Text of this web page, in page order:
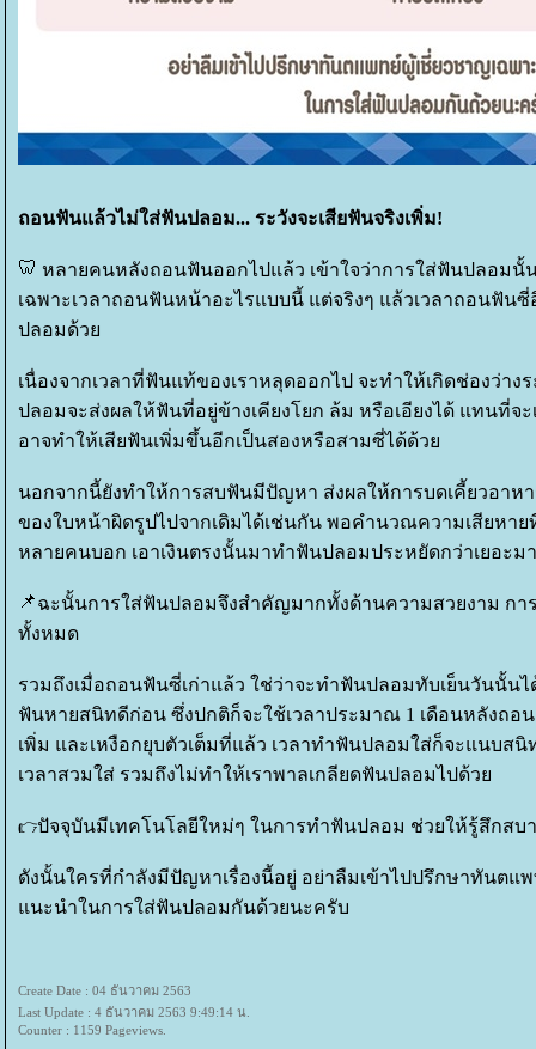
ถอนฟันแล้วไม่ใส่ฟันปลอม... ระวังจะเสียฟันจริงเพิ่ม!
หลายคนหลังถอนฟันออกไปแล้ว เข้าใจว่าการใส่ฟันปลอมนั้
เฉพาะเวลาถอนฟันหน้าอะไรแบบนี้ แต่จริงๆ แล้วเวลาถอนฟั
ปลอมด้ว
เนื่องจากเวลาที่ฟันแท้ของเราหลุดออกไป จะทำให้เกิดช่องว่าง
ปลอมจะส่งผลให้ฟันที่อยู่ข้างเคียงโยก ล้ม หรือเอียงได้ แทนที่จ
อาจทำให้เสียฟันเพิ่มขึ้นอีกเป็นสองหรือสามซี่ได้ด้ว
นอกจากนี้ยังทำให้การสบฟันมีปัญหา ส่งผลให้การบดเคี้ยวอาห
ของใบหน้าผิดรูปไปจากเดิมได้เช่นกัน พอคำนวณความเสียหา
หลายคนบอก เอาเงินตรงนั้นมาทำฟันปลอมประหยัดกว่าเยอะม
ฉะนั้นการใส่ฟันปลอมจึงสำคัญมากทั้งด้านความสวยงาม กา
ทั้งหมด
รวมถึงเมื่อถอนฟันซี่เก่าแล้ว ใช่ว่าจะทำฟันปลอมทับเย็นวันนั้น
ฟันหายสนิทดีก่อน ซึ่งปกติก็จะใช้เวลาประมาณ 1 เดือนหลังถอ
เพิ่ม และเหงือกยุบตัวเต็มที่แล้ว เวลาทำฟันปลอมใส่ก็จะแนบส
เวลาสวมใส่ รวมถึงไม่ทำให้เราพาลเกลียดฟันปลอมไปด้ว
ปัจจุบันมีเทคโนโลยีใหม่ๆ ในการทำฟันปลอม ช่วยให้รู้สึกสบ
ดังนั้นใครที่กำลังมีปัญหาเรื่องนี้อยู่ อย่าลืมเข้าไปปรึกษาทันตแ
นะนำในการใส่ฟันปลอมกันด้วยนะครับ
Create Date : 04 ธันวาคม 2563
Last Update : 4 ธันวาคม 2563 9:49:14 น.
Counter : 1159 Pageviews.